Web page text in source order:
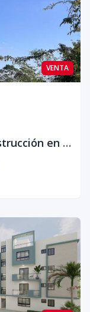
VENTA
Casa Cuesta Hermosa en construcción en proyecto cerrado